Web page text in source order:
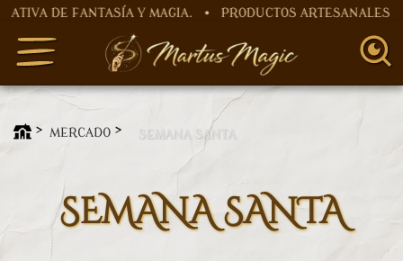
DE FANTASÍA Y MAGIA. • PRODUCTOS ARTESANALES
SEMANA SANTA
MERCADO
SEMANA SANTA